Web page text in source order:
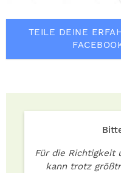
TEILE DEINE
Für die Richtigkeit
kann trotz